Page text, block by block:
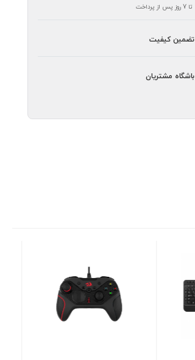
تا 7 روز پس از پرداخت
تضمین کیفیت
باشگاه مشتریان